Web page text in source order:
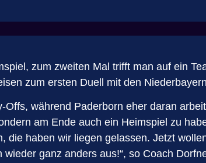
zum zweiten Mal trifft man auf ein
zum ersten Duell mit den
während Paderborn eher daran
am Ende auch ein Heimspiel zu
haben wir liegen gelassen. Jetzt
ganz anders aus!“, so Coach